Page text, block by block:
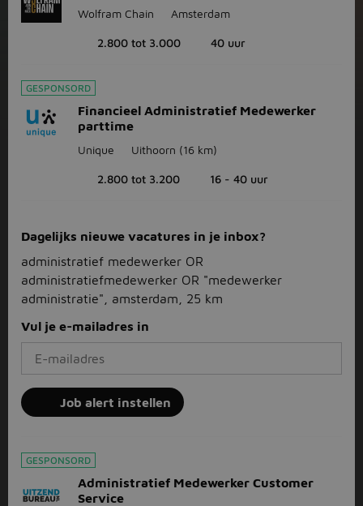
Wolfram Chain Amsterdam
2.800 tot 3.000 40 uur
GESPONSORD
Financieel Administratief Medewerker
parttime
Unique Uithoorn (16 km)
2.800 tot 3.200 16 - 40 uur
Dagelijks nieuwe vacatures in je inbox?
administratief medewerker OR
administratiefmedewerker OR "medewerker
administratie", amsterdam, 25 km
Vul je e-mailadres in
Job alert instellen
GESPONSORD
Administratief Medewerker Customer
Service